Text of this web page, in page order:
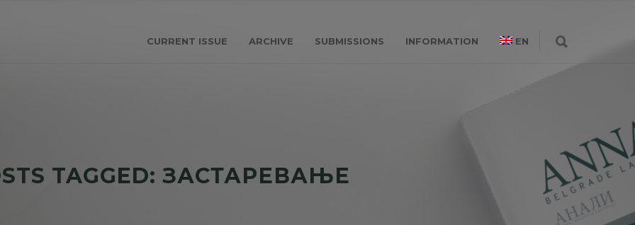
CURRENT ISSUE ARCHIVE SUBMISSIONS INFORMATION EN
TAGGED: ЗАСТАРЕВАЊЕ